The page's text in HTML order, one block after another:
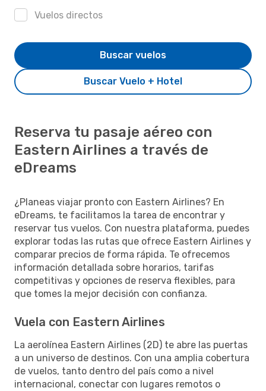
Vuelos directos
Buscar Vuelo + Hotel
Buscar vuelos
Reserva tu pasaje aéreo con
Eastern Airlines a través de
eDreams
¿Planeas viajar pronto con Eastern Airlines? En
eDreams, te facilitamos la tarea de encontrar y
reservar tus vuelos. Con nuestra plataforma, puedes
explorar todas las rutas que ofrece Eastern Airlines y
comparar precios de forma rápida. Te ofrecemos
información detallada sobre horarios, tarifas
competitivas y opciones de reserva flexibles, para
que tomes la mejor decisión con confianza.
Vuela con Eastern Airlines
La aerolínea Eastern Airlines (2D) te abre las puertas
a un universo de destinos. Con una amplia cobertura
de vuelos, tanto dentro del país como a nivel
internacional, conectar con lugares remotos o